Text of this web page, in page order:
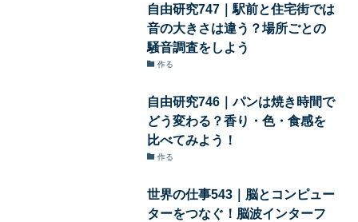
自由研究747｜駅前と住宅街では
音の大きさは違う？場所ごとの
騒音調査をしよう
作る
自由研究746｜パンは焼き時間で
どう変わる？香り・色・食感を
比べてみよう！
作る
世界の仕事543｜脳とコンピュー
ターをつなぐ！脳波インターフ